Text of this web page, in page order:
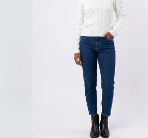
G
adicionar a sacola